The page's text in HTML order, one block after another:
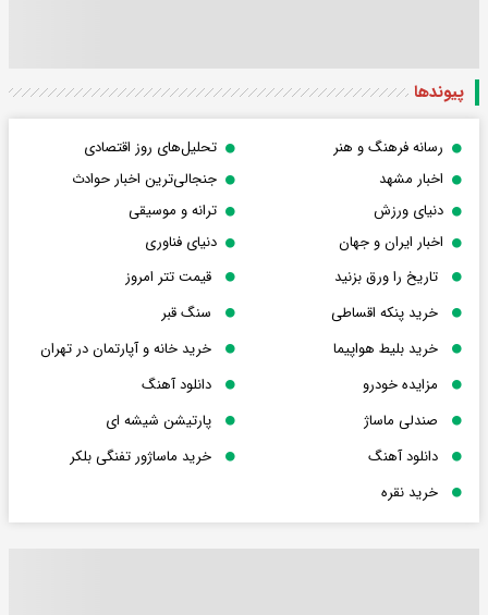
پیوندها
رسانه فرهنگ و هنر
تحلیل‌های روز اقتصادی
اخبار مشهد
جنجالی‌ترین اخبار حوادث
دنیای ورزش
ترانه و موسیقی
اخبار ایران و جهان
دنیای فناوری
تاریخ را ورق بزنید
قیمت تتر امروز
خرید پنکه اقساطی
سنگ قبر
خرید بلیط هواپیما
خرید خانه و آپارتمان در تهران
مزایده خودرو
دانلود آهنگ
صندلی ماساژ
پارتیشن شیشه ای
دانلود آهنگ
خرید ماساژور تفنگی بلکر
خرید نقره